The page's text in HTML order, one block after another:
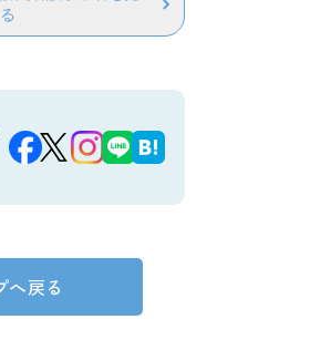
る
へ戻る